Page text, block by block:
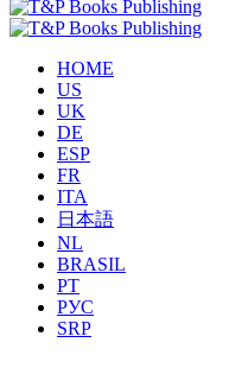
HOME
US
UK
DE
ESP
FR
ITA
日本語
NL
BRASIL
PT
РУС
SRP